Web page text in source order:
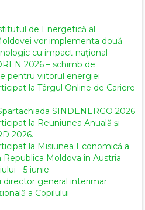
de Energetică al
vor implementa două
cu impact național
2026 – schimb de
pentru viitorul energiei
la Târgul Online de Cariere
SINDENERGO 2026
la Reuniunea Anuală și
2026.
la Misiunea Economică a
Moldova în Austria
- 5 iunie
director general interimar
a Copilului